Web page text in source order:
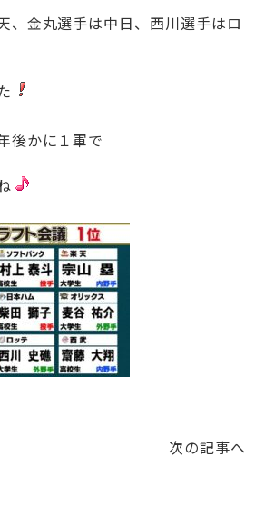
、金丸選手は中日、西川選手はロ
後かに１軍で
次の記事へ